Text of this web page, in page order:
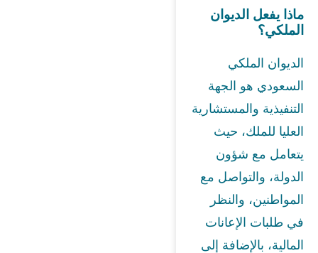
ماذا يفعل الديوان
الملكي؟
الديوان الملكي
السعودي هو الجهة
التنفيذية والمستشارية
العليا للملك، حيث
يتعامل مع شؤون
الدولة، والتواصل مع
المواطنين، والنظر
في طلبات الإعانات
المالية، بالإضافة إلى